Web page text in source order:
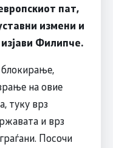
пат,
измени и
Филипче.
на овие
туку врз
и врз
Посочи